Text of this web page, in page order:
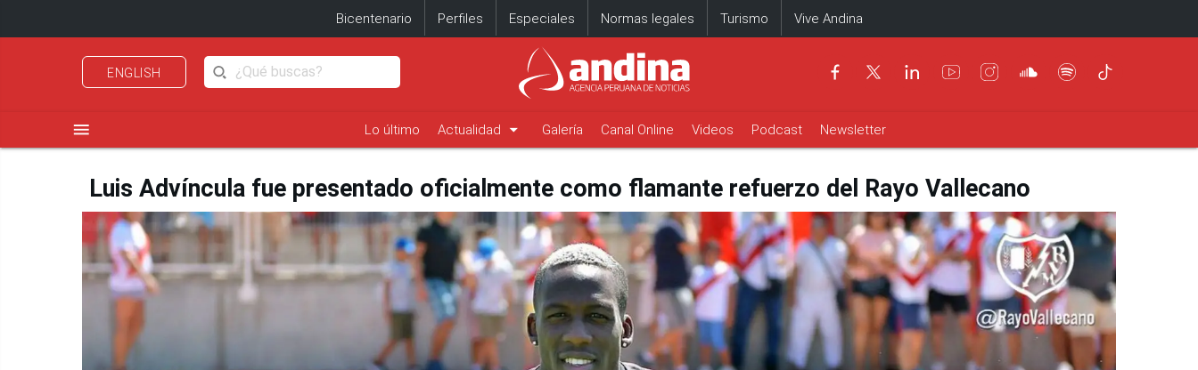
Bicentenario Perfiles Especiales Normas legales Turismo Vive Andina
ENGLISH
menu Lo último Actualidad arrow_drop_down Galería Canal Online Videos Podcast Newsletter
Luis Advíncula fue presentado oficialmente como flamante refuerzo del Rayo Vallecano